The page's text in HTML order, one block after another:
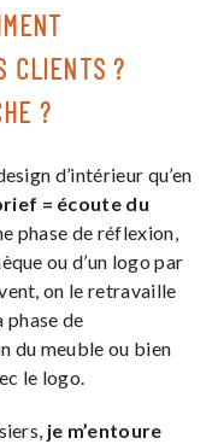
CLIENTS ?
?
d’intérieur qu’en
= écoute du
phase de réflexion,
ou d’un logo par
on le retravaille
phase de
du meuble ou bien
le logo.
je m’entoure